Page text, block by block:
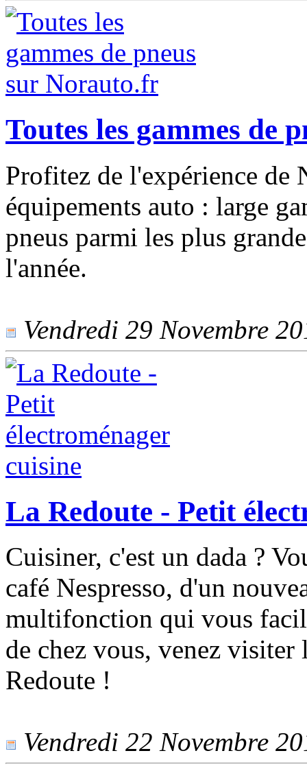
Toutes les gammes de
Profitez de l'expérience de
équipements auto : large
pneus parmi les plus
l'année.
Vendredi 29 Novembre
La Redoute - Petit
Cuisiner, c'est un dada ?
café Nespresso, d'un
multifonction qui vous
de chez vous, venez
Redoute !
Vendredi 22 Novembre